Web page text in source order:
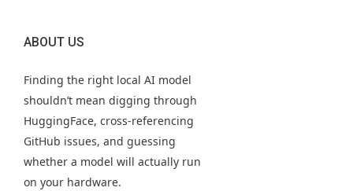
ABOUT US
Finding the right local AI model
shouldn’t mean digging through
HuggingFace, cross-referencing
GitHub issues, and guessing
whether a model will actually run
on your hardware.